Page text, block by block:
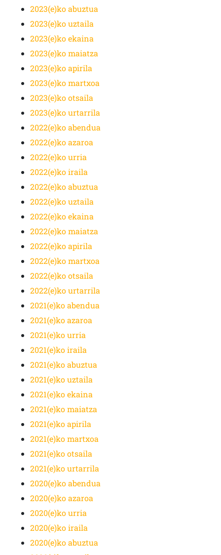
2023(e)ko abuztua
2023(e)ko uztaila
2023(e)ko ekaina
2023(e)ko maiatza
2023(e)ko apirila
2023(e)ko martxoa
2023(e)ko otsaila
2023(e)ko urtarrila
2022(e)ko abendua
2022(e)ko azaroa
2022(e)ko urria
2022(e)ko iraila
2022(e)ko abuztua
2022(e)ko uztaila
2022(e)ko ekaina
2022(e)ko maiatza
2022(e)ko apirila
2022(e)ko martxoa
2022(e)ko otsaila
2022(e)ko urtarrila
2021(e)ko abendua
2021(e)ko azaroa
2021(e)ko urria
2021(e)ko iraila
2021(e)ko abuztua
2021(e)ko uztaila
2021(e)ko ekaina
2021(e)ko maiatza
2021(e)ko apirila
2021(e)ko martxoa
2021(e)ko otsaila
2021(e)ko urtarrila
2020(e)ko abendua
2020(e)ko azaroa
2020(e)ko urria
2020(e)ko iraila
2020(e)ko abuztua